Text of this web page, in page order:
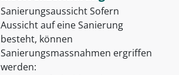
Sanierungsaussicht Sofern
Aussicht auf eine Sanierung
besteht, können
Sanierungsmassnahmen ergriffen
werden: